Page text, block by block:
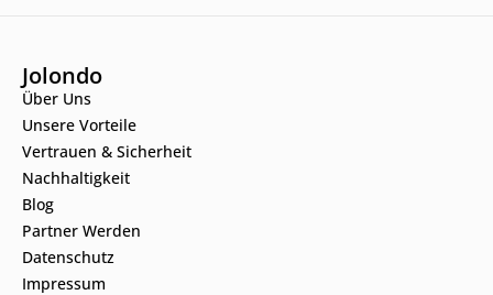
Jolondo
Über Uns
Unsere Vorteile
Vertrauen & Sicherheit
Nachhaltigkeit
Blog
Partner Werden
Datenschutz
Impressum